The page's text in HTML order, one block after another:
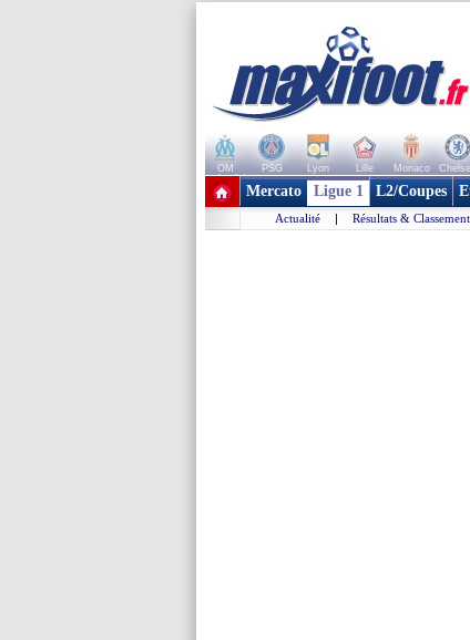
OM PSG Lyon Lille Monaco
+ de clubs
Mercato Ligue 1 L2/Coupes
Actualité | Résultats & Classement